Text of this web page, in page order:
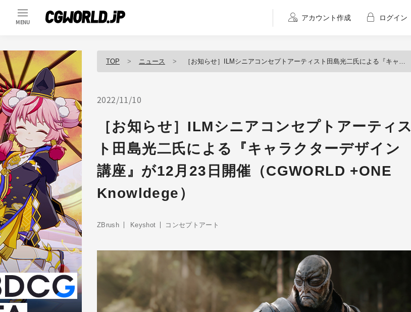
MENU
アカウント作成 ログイン
TOP ニュース ［お知らせ］ILMシニアコンセプトアーティスト田島光二氏による『キャラクターデザイン講座』が12月23日開催（CGWORLD +ONE Knowldege）
2022/11/10
［お知らせ］ILMシニアコンセプトアーティス
ト田島光二氏による『キャラクターデザイン
講座』が12月23日開催（CGWORLD +ONE
Knowldege）
ZBrush Keyshot コンセプトアート